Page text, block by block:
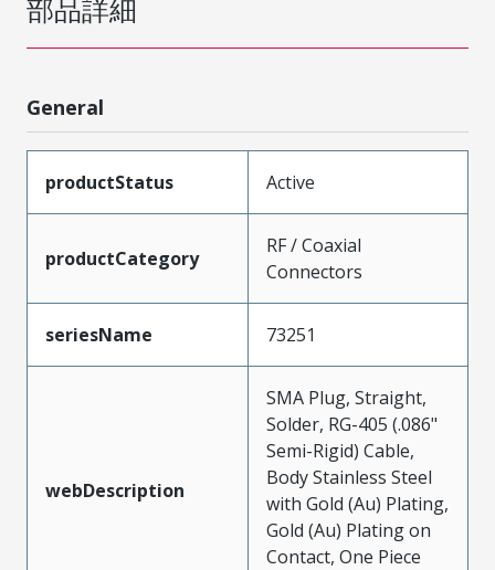
部品詳細
General
productStatus Active
productCategory
RF / Coaxial
Connectors
seriesName 73251
webDescription
SMA Plug, Straight,
Solder, RG-405 (.086"
Semi-Rigid) Cable,
Body Stainless Steel
with Gold (Au) Plating,
Gold (Au) Plating on
Contact, One Piece